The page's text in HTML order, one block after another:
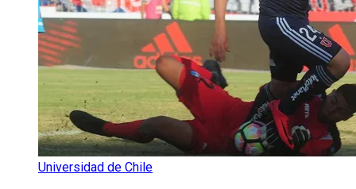
Universidad de Chile